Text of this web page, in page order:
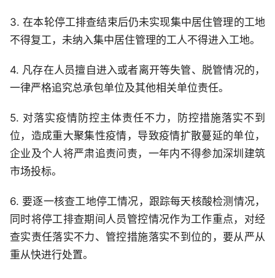
3. 在本轮停工排查结束后仍未实现集中居住管理的工地
不得复工，未纳入集中居住管理的工人不得进入工地。
4. 凡存在人员擅自进入或者离开等失管、脱管情况的，
一律严格追究总承包单位及其他相关单位责任。
5. 对落实疫情防控主体责任不力，防控措施落实不到
位，造成重大聚集性疫情，导致疫情扩散蔓延的单位，
企业及个人将严肃追责问责，一年内不得参加深圳建筑
市场投标。
6. 要逐一核查工地停工情况，跟踪每天核酸检测情况，
同时将停工排查期间人员管控情况作为工作重点，对经
查实责任落实不力、管控措施落实不到位的，要从严从
重从快进行处置。